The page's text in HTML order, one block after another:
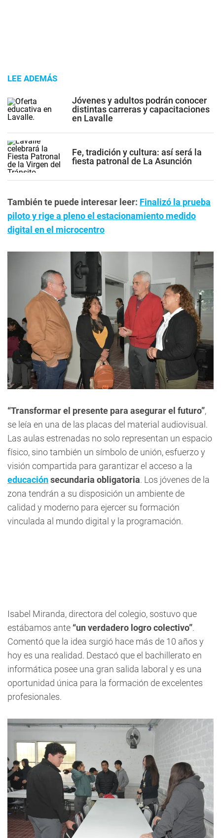
LEE ADEMÁS
Jóvenes y adultos podrán conocer
distintas carreras y capacitaciones
en Lavalle
Fe, tradición y cultura: así será la
fiesta patronal de La Asunción
También te puede interesar leer: Finalizó la prueba
piloto y rige a pleno el estacionamiento medido
digital en el microcentro
“Transformar el presente para asegurar el futuro”,
se leía en una de las placas del material audiovisual.
Las aulas estrenadas no solo representan un espacio
físico, sino también un símbolo de unión, esfuerzo y
visión compartida para garantizar el acceso a la
educaciónsecundaria obligatoria. Los jóvenes de la
zona tendrán a su disposición un ambiente de
calidad y moderno para ejercer su formación
vinculada al mundo digital y la programación.
Isabel Miranda, directora del colegio, sostuvo que
estábamos ante “un verdadero logro colectivo”.
Comentó que la idea surgió hace más de 10 años y
hoy es una realidad. Destacó que el bachillerato en
informática posee una gran salida laboral y es una
oportunidad única para la formación de excelentes
profesionales.